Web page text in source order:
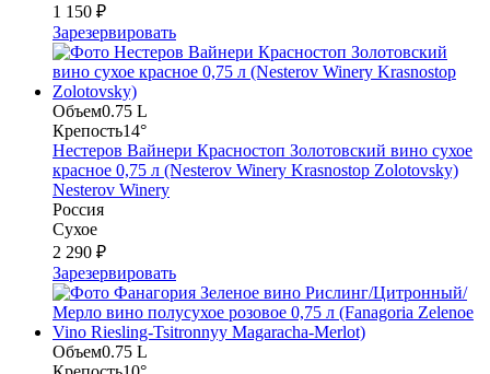
1 150 ₽
Зарезервировать
Объем0.75 L
Крепость14°
Нестеров Вайнери Красностоп Золотовский вино сухое
красное 0,75 л (Nesterov Winery Krasnostop Zolotovsky)
Nesterov Winery
Россия
Сухое
2 290 ₽
Зарезервировать
Объем0.75 L